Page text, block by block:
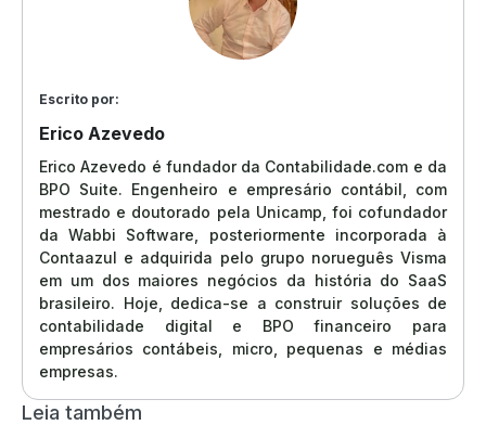
Escrito por:
Erico Azevedo
Erico Azevedo é fundador da Contabilidade.com e da
BPO Suite. Engenheiro e empresário contábil, com
mestrado e doutorado pela Unicamp, foi cofundador
da Wabbi Software, posteriormente incorporada à
Contaazul e adquirida pelo grupo norueguês Visma
em um dos maiores negócios da história do SaaS
brasileiro. Hoje, dedica-se a construir soluções de
contabilidade digital e BPO financeiro para
empresários contábeis, micro, pequenas e médias
empresas.
Leia também